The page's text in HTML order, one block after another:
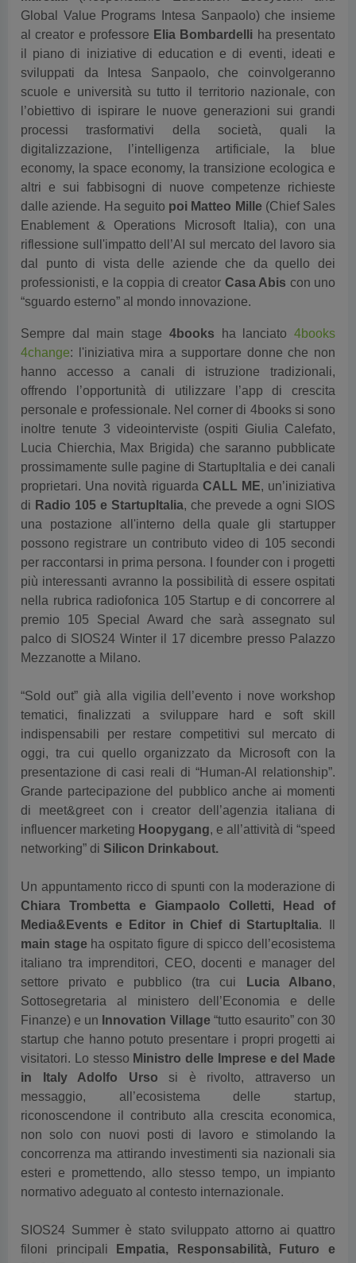
al creator e professore Elia Bombardelli ha presentato
il piano di iniziative di education e di eventi, ideati e
sviluppati da Intesa Sanpaolo, che coinvolgeranno
scuole e università su tutto il territorio nazionale, con
l’obiettivo di ispirare le nuove generazioni sui grandi
processi trasformativi della società, quali la
digitalizzazione, l’intelligenza artificiale, la blue
economy, la space economy, la transizione ecologica e
altri e sui fabbisogni di nuove competenze richieste
dalle aziende. Ha seguito
poi Matteo Mille
(Chief Sales
Enablement & Operations Microsoft Italia), con una
riflessione sull'impatto dell’AI sul mercato del lavoro sia
dal punto di vista delle aziende che da quello dei
professionisti, e la coppia di creator
Casa Abis
con uno
“sguardo esterno” al mondo innovazione.
Sempre dal main stage4booksha lanciato
4change
: l'iniziativa mira a supportare donne che non
hanno accesso a canali di istruzione tradizionali,
offrendo l’opportunità di utilizzare l’app di crescita
personale e professionale. Nel corner di 4books si sono
inoltre tenute 3 videointerviste (ospiti Giulia Calefato,
Lucia Chierchia, Max Brigida) che saranno pubblicate
prossimamente sulle pagine di StartupItalia e dei canali
proprietari. Una novità riguardaCALL ME
, un’iniziativa
Radio 105 e StartupItalia
, che prevede a ogni SIOS
una postazione all'interno della quale gli startupper
possono registrare un contributo video di 105 secondi
per raccontarsi in prima persona. I founder con i progetti
più interessanti avranno la possibilità di essere ospitati
nella rubrica radiofonica 105 Startup e di concorrere al
premio 105 Special Award che sarà assegnato sul
palco di SIOS24 Winter il 17 dicembre presso Palazzo
Mezzanotte a Milano.
tematici, finalizzati a sviluppare hard e soft skill
indispensabili per restare competitivi sul mercato di
oggi, tra cui quello organizzato da Microsoft con la
presentazione di casi reali di “Human-AI relationship”.
Grande partecipazione del pubblico anche ai momenti
di meet&greet con i creator dell’agenzia italiana di
influencer marketing
Hoopygang
, e all’attività di “speed
networking” di Silicon Drinkabout.
Chiara Trombetta e Giampaolo Colletti, Head of
Media&Events e Editor in Chief di StartupItalia
. Il
main stage
ha ospitato figure di spicco dell’ecosistema
italiano tra imprenditori, CEO, docenti e manager del
settore privato e pubblico (tra cui
Lucia Albano ,
Sottosegretaria al ministero dell’Economia e delle
Finanze) e un
Innovation Village
“tutto esaurito” con 30
startup che hanno potuto presentare i propri progetti ai
visitatori. Lo stesso
Ministro delle Imprese e del Made
in Italy Adolfo Urso si è rivolto, attraverso un
messaggio, all’ecosistema delle startup,
riconoscendone il contributo alla crescita economica,
non solo con nuovi posti di lavoro e stimolando la
concorrenza ma attirando investimenti sia nazionali sia
esteri e promettendo, allo stesso tempo, un impianto
normativo adeguato al contesto internazionale.
filoni principali
Empatia,
Responsabilità, Futuro e
ESG (Environmental, Social, and Governance),